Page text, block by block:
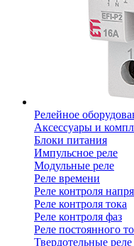
Релейное
Аксессуары и
Блоки питания
Импульсное реле
Модульные реле
Реле времени
Реле контроля
Реле контроля тока
Реле контроля фаз
Реле постоянного
Твердотельные реле